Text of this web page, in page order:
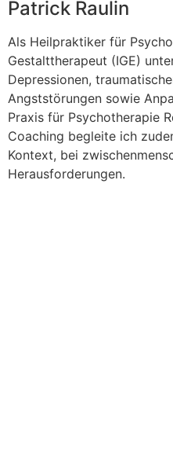
Patrick Raulin
Als Heilpraktiker für
Gestalttherapeut (IGE)
Depressionen,
Angststörungen sowie
Praxis für Psychotherapie
Coaching begleite ich
Kontext, bei
Herausforderungen.